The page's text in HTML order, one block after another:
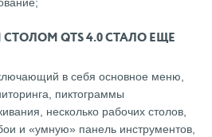
QTS 4.0 СТАЛО ЕЩЕ
в себя основное меню,
пиктограммы
несколько рабочих столов,
и «умную» панель инструментов,